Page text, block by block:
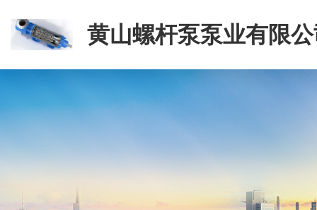
黄山螺杆泵泵业有限